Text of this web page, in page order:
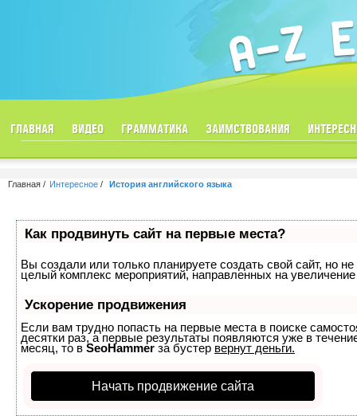
ГЛАВНАЯ ВИДЕО ГРАММАТИКА ЗАИМСТВОВАНИЯ
Главная Интересное История английского языка
Как продвинуть сайт на первые места?
Вы создали или только планируете создать свой сайт, но
целый комплекс мероприятий, направленных на
Ускорение продвижения
Если вам трудно попасть на первые места в поиске
десятки раз, а первые результаты появляются уже в
месяц, то в SeoHammer за бустер вернут деньги.
Начать продвижение сайта